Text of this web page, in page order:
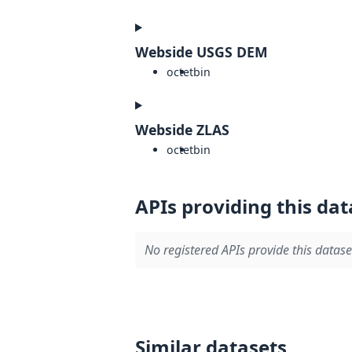
Webside USGS DEM
octetbin
Webside ZLAS
octetbin
APIs providing this
No registered APIs provide this
Similar datasets